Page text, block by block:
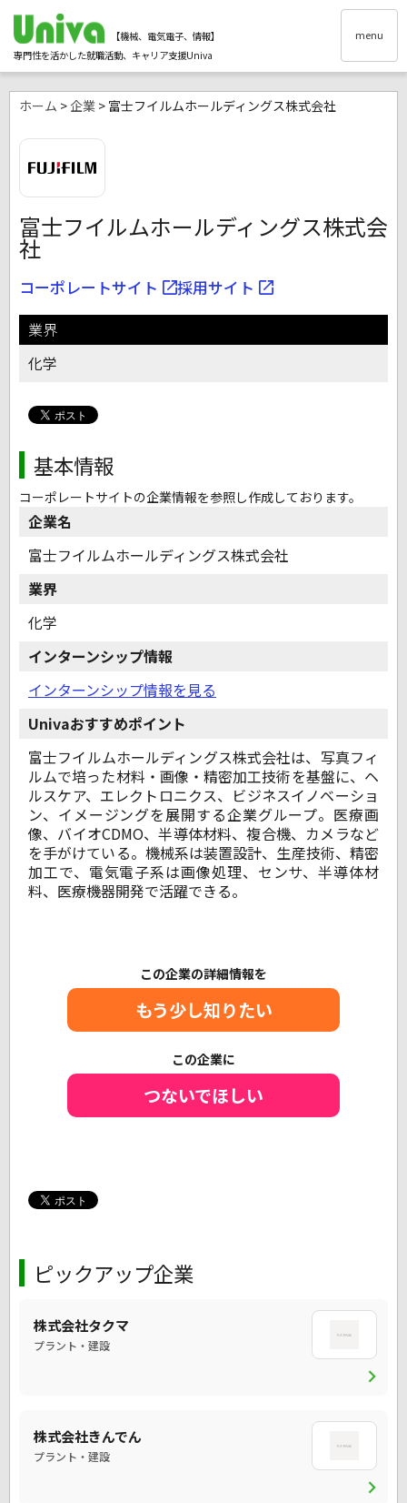
【機械、電気電子、情報】
専門性を活かした就職活動、キャリア支援Univa
menu
ホーム > 企業 > 富士フイルムホールディングス株式会社
富士フイルムホールディングス株式会
社
コーポレートサイト 採用サイト
業界
化学
基本情報
コーポレートサイトの企業情報を参照し作成しております。
企業名
富士フイルムホールディングス株式会社
業界
化学
インターンシップ情報
インターンシップ情報を見る
Univaおすすめポイント
富士フイルムホールディングス株式会社は、写真フィ
ルムで培った材料・画像・精密加工技術を基盤に、ヘ
ルスケア、エレクトロニクス、ビジネスイノベーショ
ン、イメージングを展開する企業グループ。医療画
像、バイオCDMO、半導体材料、複合機、カメラなど
を手がけている。機械系は装置設計、生産技術、精密
加工で、電気電子系は画像処理、センサ、半導体材
料、医療機器開発で活躍できる。
この企業の詳細情報を
もう少し知りたい
この企業に
つないでほしい
ピックアップ企業
株式会社タクマ
プラント・建設
chevron_right
株式会社きんでん
プラント・建設
chevron_right